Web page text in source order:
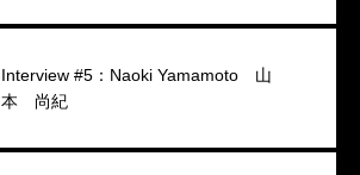
Interview #5：Naoki Yamamoto 山
本 尚紀